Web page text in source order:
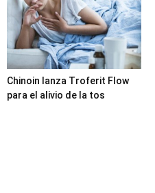
Chinoin lanza Troferit Flow
para el alivio de la tos